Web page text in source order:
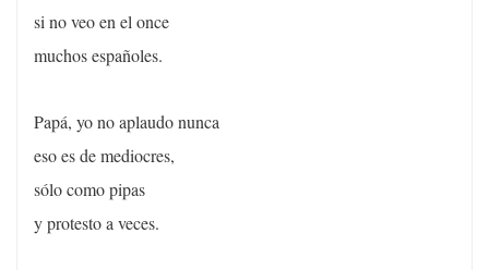
si no veo en el once
muchos españoles.
Papá, yo no aplaudo nunca
eso es de mediocres,
sólo como pipas
y protesto a veces.